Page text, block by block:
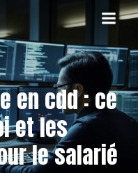
en cdd : ce
et les
le salarié